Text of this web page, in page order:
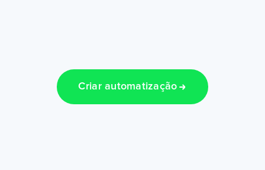
Criar automatização